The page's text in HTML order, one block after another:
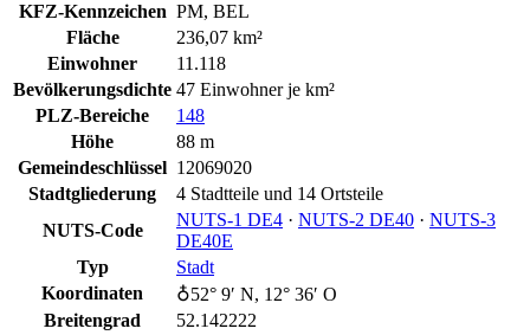
KFZ-Kennzeichen PM, BEL
Fläche
236,07 km²
Einwohner
11.118
Bevölkerungsdichte 47 Einwohner je km²
PLZ-Bereiche
148
Höhe
88 m
Gemeindeschlüssel 12069020
Stadtgliederung
4 Stadtteile und 14 Ortsteile
NUTS-Code
NUTS‑1 DE4 · NUTS‑2 DE40 · NUTS‑3
DE40E
Typ
Stadt
Koordinaten
♁52° 9′ N, 12° 36′ O
Breitengrad
52.142222